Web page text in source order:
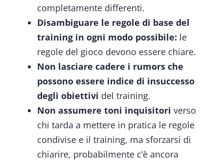
completamente differenti.
Disambiguare le regole di base del
training in ogni modo possibile: le
regole del gioco devono essere chiare.
Non lasciare cadere i rumors che
possono essere indice di insuccesso
degli obiettivi del training.
Non assumere toni inquisitori verso
chi tarda a mettere in pratica le regole
condivise e il training, ma sforzarsi di
chiarire, probabilmente c’è ancora